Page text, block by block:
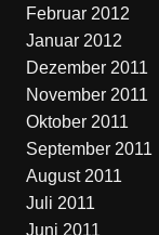
Februar 2012
Januar 2012
Dezember 2011
November 2011
Oktober 2011
September 2011
August 2011
Juli 2011
Juni 2011